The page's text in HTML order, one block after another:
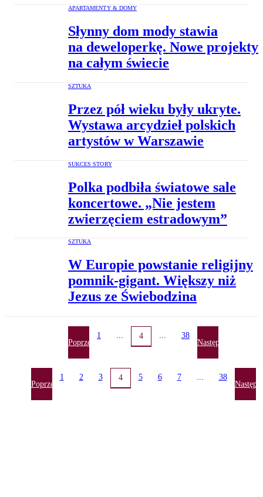
APARTAMENTY & DOMY
Słynny dom mody stawia
na deweloperkę. Nowe projekty
na całym świecie
SZTUKA
Przez pół wieku były ukryte.
Wystawa arcydzieł polskich
artystów w Warszawie
SUKCES STORY
Polka podbiła światowe sale
koncertowe. „Nie jestem
zwierzęciem estradowym”
SZTUKA
W Europie powstanie religijny
pomnik-gigant. Większy niż
Jezus ze Świebodzina
Poprzednia
1 ... 4 ... 38
Następna
Poprzednia
1 2 3 4 5 6 7 ... 38